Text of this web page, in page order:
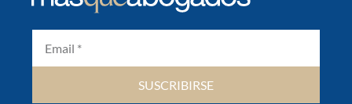
SUSCRIBIRSE